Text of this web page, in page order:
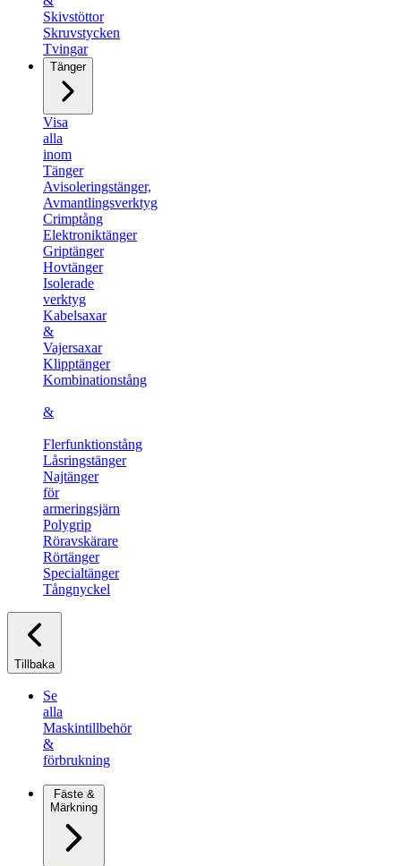
Skivstöttor
Skruvstycken
Tvingar
Tänger
Visa
alla
inom
Tänger
Avisoleringstänger,
Avmantlingsverktyg​
Crimptång
Elektroniktänger
Griptänger​
Hovtänger
Isolerade
verktyg
Kabelsaxar
&
Vajersaxar
Klipptänger
Kombinationstång
&
Flerfunktionstång
Låsringstänger
Najtänger
för
armeringsjärn
Polygrip
Röravskärare​
Rörtänger
Specialtänger​
Tångnyckel
Tillbaka
Se
alla
Maskintillbehör
&
förbrukning
Fäste &
Märkning